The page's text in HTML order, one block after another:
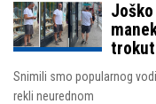
trokut
Snimili smo popularnog
rekli neurednom